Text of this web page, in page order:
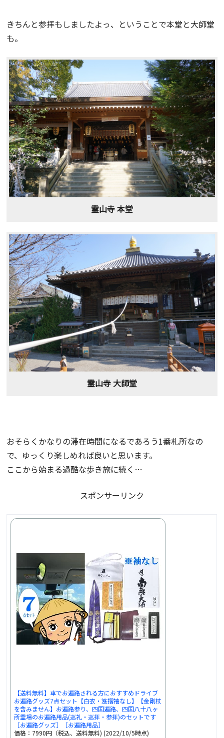
きちんと参拝もしましたよっ、ということで本堂と大師堂
も。
霊山寺 本堂
霊山寺 大師堂
おそらくかなりの滞在時間になるであろう1番札所なの
で、ゆっくり楽しめれば良いと思います。
ここから始まる過酷な歩き旅に続く…
スポンサーリンク
【送料無料】車でお遍路される方におすすめドライブ
お遍路グッズ7点セット【白衣・笈摺袖なし】【金剛杖
を含みません】お遍路参り、四国遍路、四国八十八ヶ
所霊場のお遍路用品(巡礼・巡拝・参拝)のセットです
［お遍路グッズ］［お遍路用品］
価格：7990円（税込、送料無料) (2022/10/5時点)